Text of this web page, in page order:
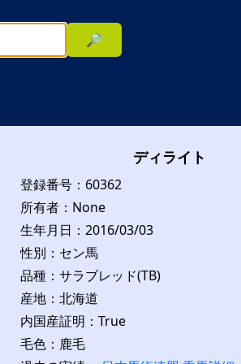
🔎
ディライト
登録番号：60362
所有者：None
生年月日：2016/03/03
性別：セン馬
品種：サラブレッド(TB)
産地：北海道
内国産証明：True
毛色：鹿毛